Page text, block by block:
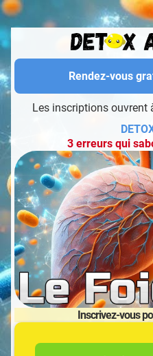
Rendez-vous
Les inscriptions ouvrent
3 erreurs qui
Inscrivez-vous